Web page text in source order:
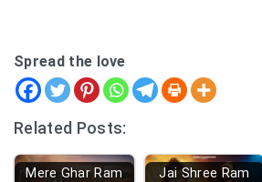
Spread the love
Related Posts:
Mere Ghar Ram
Jai Shree Ram